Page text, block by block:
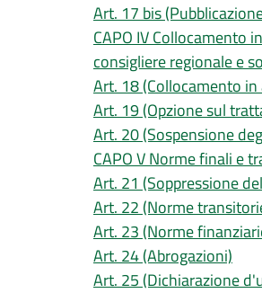
Art. 17 bis
CAPO IV Collocamento
consigliere regionale e
Art. 18 (Collocamento
Art. 19 (Opzione sul
Art. 20 (Sospensione
CAPO V Norme finali e
Art. 21 (Soppressione
Art. 22 (Norme
Art. 23 (Norme
Art. 24 (Abrogazioni)
Art. 25 (Dichiarazione